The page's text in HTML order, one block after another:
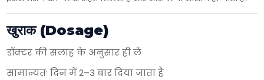
खुराक (Dosage)
डॉक्टर की सलाह के अनुसार ही लें
सामान्यतः दिन में 2–3 बार दिया जाता है
Your City*
Your Mobile No?